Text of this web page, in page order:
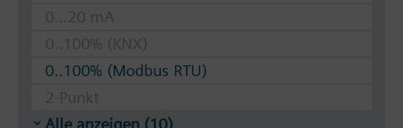
0...20 mA
0..100% (KNX)
0..100% (Modbus RTU)
2-Punkt
Alle anzeigen (10)